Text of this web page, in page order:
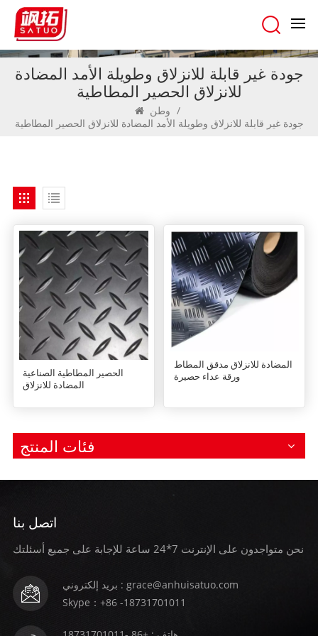
جودة غير قابلة للانزلاق وطويلة الأمد المضادة
للانزلاق الحصير المطاطية
/
جودة غير قابلة للانزلاق وطويلة الأمد المضادة للانزلاق الحصير المطاطية
الحصير المطاطية الصناعية
المضادة للانزلاق
المضادة للانزلاق مدقق المطاط
ورقة عداء حصيرة
فئات المنتج
اتصل بنا
نحن متواجدون على الإنترنت 7*24 ساعة للإجابة على جميع أسئلتك
بريد إلكتروني : grace@anhuisatuo.com
Skype：+86 -18731701011